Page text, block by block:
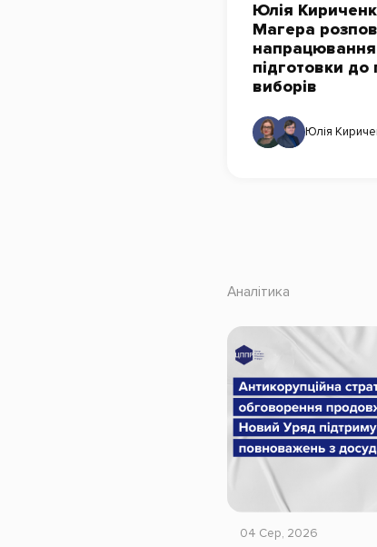
Юлія
Магера
напрацювання
підготовки до
виборів
Юлія
Аналітика
04 Сер, 2026